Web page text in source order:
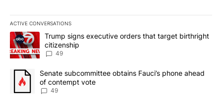
ACTIVE CONVERSATIONS
The following is a list of the most commented articles in the last
A trending article titled "Trump signs executive orders that
Trump signs executive orders that target birthright
citizenship
49
A trending article titled "Senate subcommittee obtains Fauci’s
Senate subcommittee obtains Fauci’s phone ahead
of contempt vote
49